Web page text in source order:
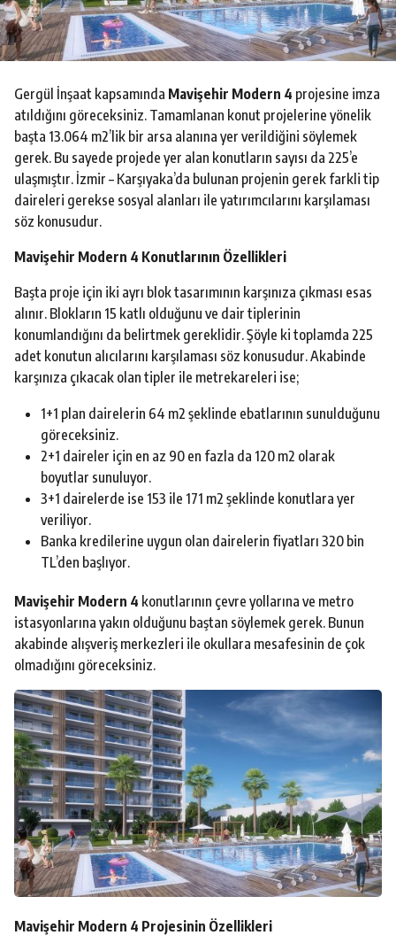
o
Gergül İnşaat kapsamında Mavişehir Modern 4 projesine imza
atıldığını göreceksiniz. Tamamlanan konut projelerine yönelik
başta 13.064 m2’lik bir arsa alanına yer verildiğini söylemek
gerek. Bu sayede projede yer alan konutların sayısı da 225’e
ulaşmıştır. İzmir – Karşıyaka’da bulunan projenin gerek farkli tip
daireleri gerekse sosyal alanları ile yatırımcılarını karşılaması
söz konusudur.
Mavişehir Modern 4 Konutlarının Özellikleri
Başta proje için iki ayrı blok tasarımının karşınıza çıkması esas
alınır. Blokların 15 katlı olduğunu ve dair tiplerinin
konumlandığını da belirtmek gereklidir. Şöyle ki toplamda 225
adet konutun alıcılarını karşılaması söz konusudur. Akabinde
karşınıza çıkacak olan tipler ile metrekareleri ise;
1+1 plan dairelerin 64 m2 şeklinde ebatlarının sunulduğunu
göreceksiniz.
2+1 daireler için en az 90 en fazla da 120 m2 olarak
boyutlar sunuluyor.
3+1 dairelerde ise 153 ile 171 m2 şeklinde konutlara yer
veriliyor.
Banka kredilerine uygun olan dairelerin fiyatları 320 bin
TL’den başlıyor.
Mavişehir Modern 4 konutlarının çevre yollarına ve metro
istasyonlarına yakın olduğunu baştan söylemek gerek. Bunun
akabinde alışveriş merkezleri ile okullara mesafesinin de çok
olmadığını göreceksiniz.
Mavişehir Modern 4 Projesinin Özellikleri